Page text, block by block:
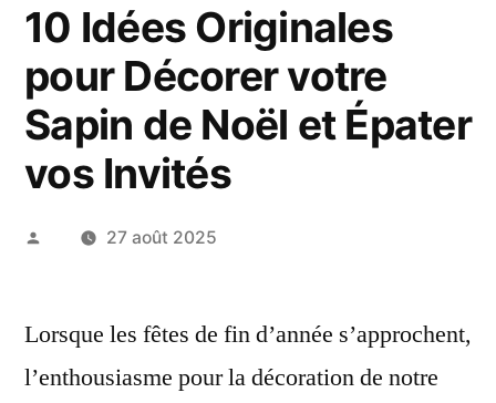
10 Idées Originales
pour Décorer votre
Sapin de Noël et Épater
vos Invités
Publié 27 août 2025
Lorsque les fêtes de fin d’année s’approchent,
l’enthousiasme pour la décoration de notre